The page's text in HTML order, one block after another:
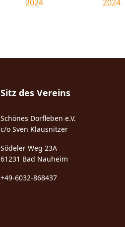
2024
2024
Sitz des Vereins
Schönes Dorfleben e.V.
c/o Sven Klausnitzer
Södeler Weg 23A
61231 Bad Nauheim
+49-6032-868437